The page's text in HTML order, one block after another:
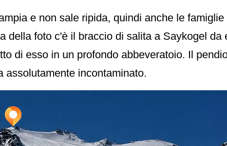
e non sale ripida, quindi anche le
della foto c'è il braccio di salita a Saykogel da
di esso in un profondo abbeveratoio. Il
assolutamente incontaminato.